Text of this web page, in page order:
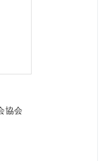
協会